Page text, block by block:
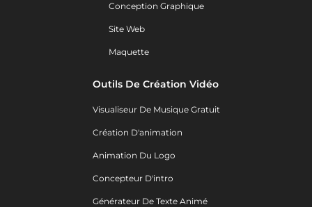
Conception Graphique
Site Web
Maquette
Outils De Création Vidéo
Visualiseur De Musique Gratuit
Création D'animation
Animation Du Logo
Concepteur D'intro
Générateur De Texte Animé